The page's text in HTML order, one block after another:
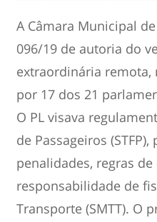
A Câmara Municipal
096/19 de autoria do
extraordinária remota,
por 17 dos 21
O PL visava
de Passageiros
penalidades, regras
responsabilidade de
Transporte (SMTT). O